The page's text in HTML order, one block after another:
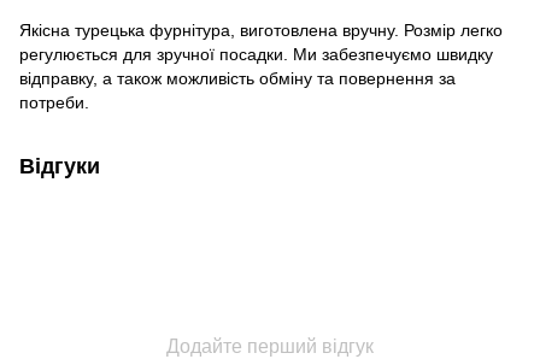
Якісна турецька фурнітура, виготовлена вручну. Розмір легко
регулюється для зручної посадки. Ми забезпечуємо швидку
відправку, а також можливість обміну та повернення за
потреби.
Відгуки
Додайте перший відгук